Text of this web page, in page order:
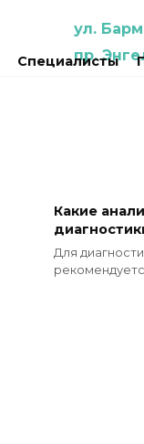
ул.
пр.
Специалисты
Какие
Для